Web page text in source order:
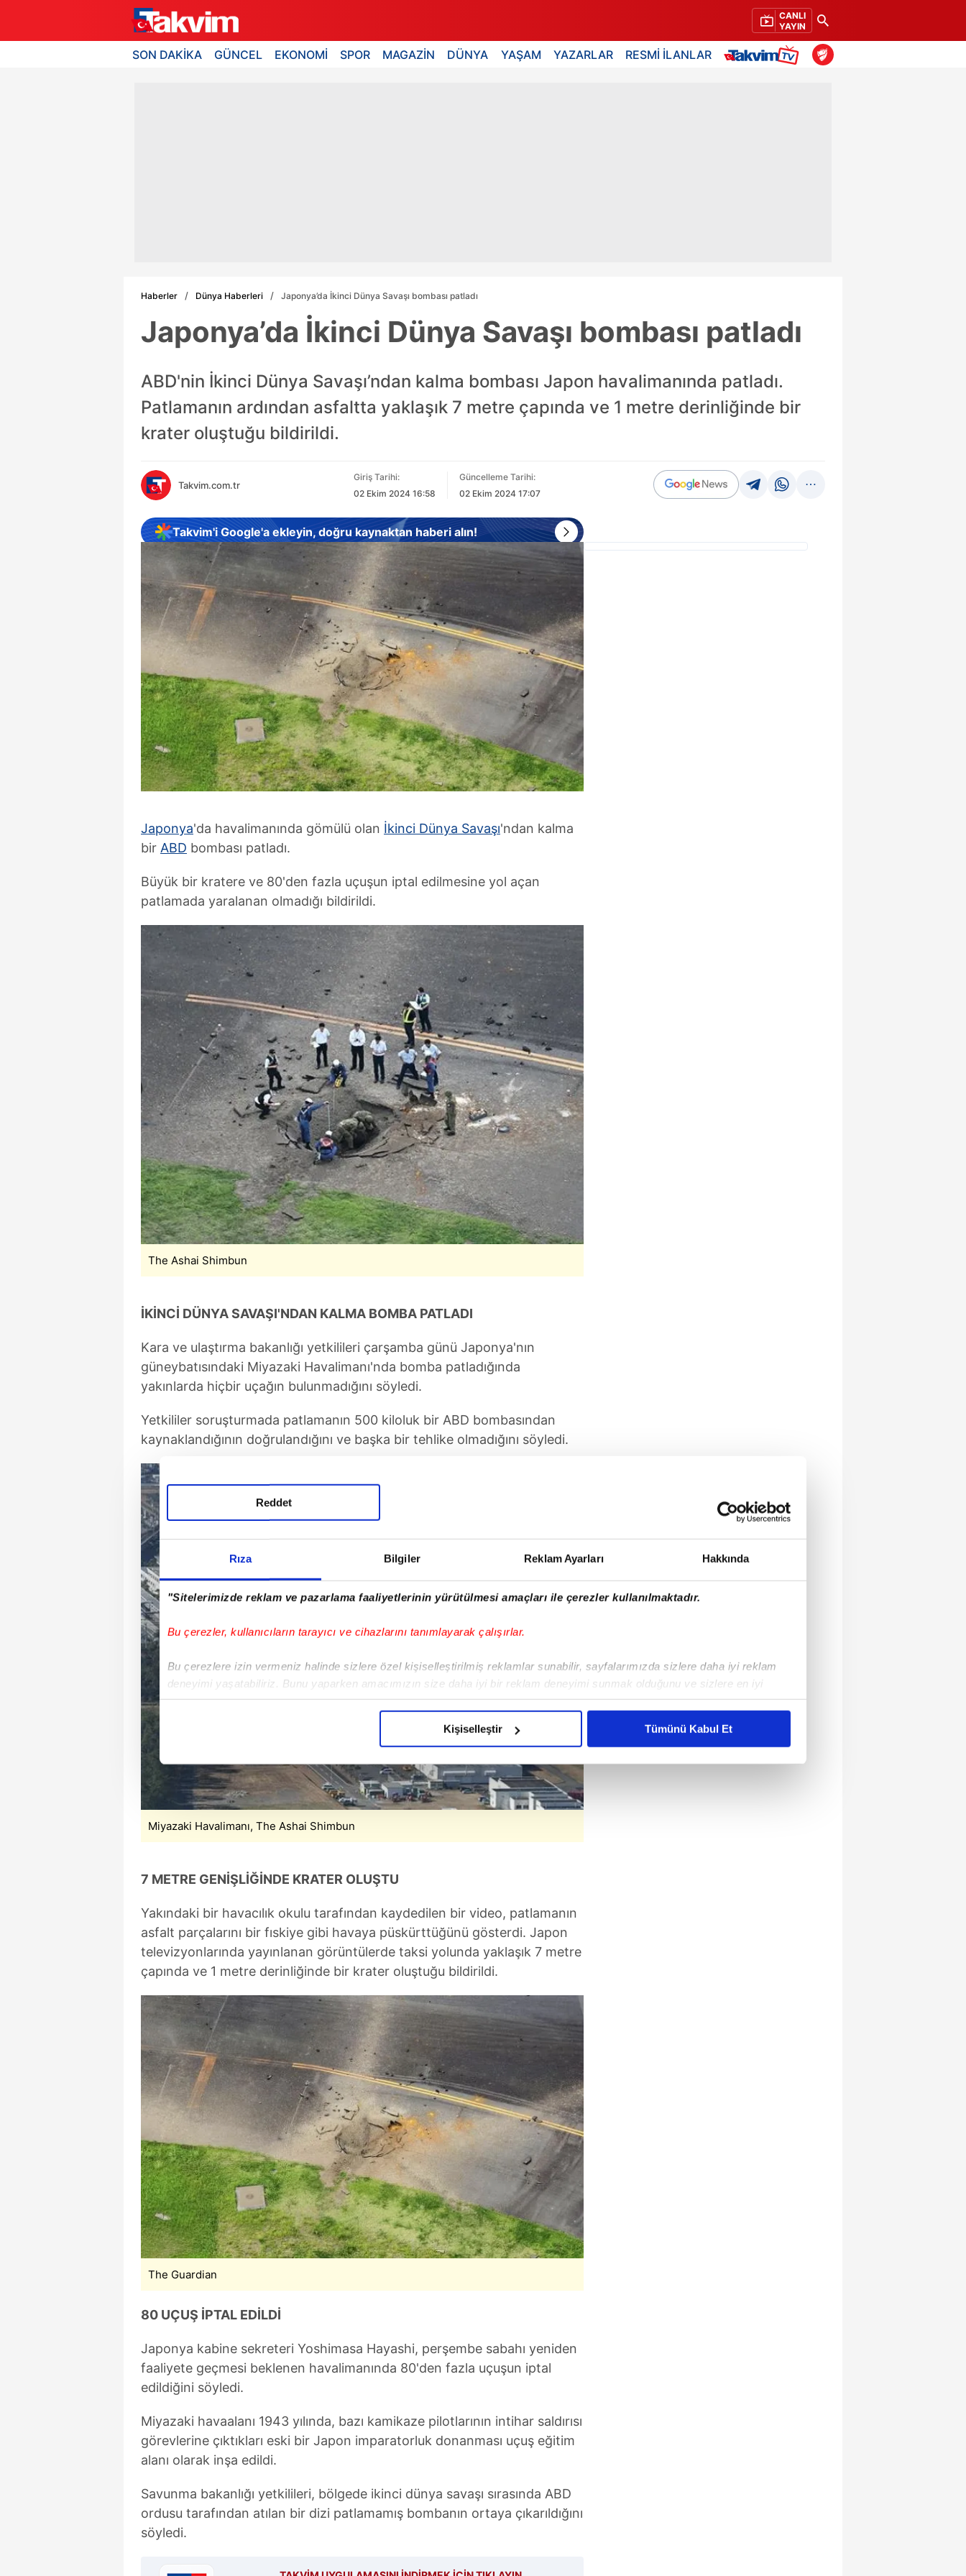
Rıza Bilgiler Reklam Ayarları Hakkında
"Sitelerimizde reklam ve pazarlama faaliyetlerinin yürütülmesi amaçları ile çerezler kullanılmaktadır.
Bu çerezler, kullanıcıların tarayıcı ve cihazlarını tanımlayarak çalışırlar.
Bu çerezlere izin vermeniz halinde sizlere özel kişiselleştirilmiş reklamlar sunabilir, sayfalarımızda sizlere daha iyi reklam
deneyimi yaşatabiliriz. Bunu yaparken amacımızın size daha iyi bir reklam deneyimi sunmak olduğunu ve sizlere en iyi
içerikleri sunabilmek adına elimizden gelen çabayı gösterdiğimizi ve bu noktada, reklamların maliyetlerimizi karşılamak
Sizlere daha iyi bir hizmet sunabilmek için İnternet Sitemizde kendimize ve üçüncü kişilere ait çerezler kullanılmaktadır. Bu
çerezler vasıtasıyla çeşitli kişisel verileriniz işlenmekte olup gerekli olan çerezler bilgi toplumu hizmetlerinin sunulması
amacıyla kullanılmaktadır. Diğer çerezler, sitemizin daha işlevsel kılınması ve kişiselleştirilmesi ve sizlere yönelik
Çerezlere ilişkin tercihlerinizi aşağıda yer alan panel vasıtasıyla belirleyebilirsiniz. Çerezlere ilişkin detaylı bilgi için Ayarlar
butonuna tıklayabilir,
Çerez Bilgilendirme Metnimizi
6698 sayılı Kişisel Verilerin Korunması Kanunu uyarınca hazırlanmış Aydınlatma Metnimizi okumak ve sitemizde ilgili
mevzuata uygun olarak kullanılan çerezlerle ilgili bilgi almak için lütfen
tıklayınız
Reddet
Kişiselleştir Tümünü Kabul Et
CANLI
YAYIN
SON DAKİKA GÜNCEL EKONOMİ SPOR MAGAZİN DÜNYA YAŞAM YAZARLAR RESMİ İLANLAR
Haberler Dünya Haberleri Japonya’da İkinci Dünya Savaşı bombası patladı
Japonya’da İkinci Dünya Savaşı bombası patladı
ABD'nin İkinci Dünya Savaşı’ndan kalma bombası Japon havalimanında patladı.
Patlamanın ardından asfaltta yaklaşık 7 metre çapında ve 1 metre derinliğinde bir
krater oluştuğu bildirildi.
Takvim.com.tr
Giriş Tarihi:
02 Ekim 2024 16:58
Güncelleme Tarihi:
02 Ekim 2024 17:07
Takvim'i Google'a ekleyin, doğru kaynaktan haberi alın!
Japonya'da havalimanında gömülü olan İkinci Dünya Savaşı'ndan kalma
bir ABD bombası patladı.
Büyük bir kratere ve 80'den fazla uçuşun iptal edilmesine yol açan
patlamada yaralanan olmadığı bildirildi.
The Ashai Shimbun
İKİNCİ DÜNYA SAVAŞI'NDAN KALMA BOMBA PATLADI
Kara ve ulaştırma bakanlığı yetkilileri çarşamba günü Japonya'nın
güneybatısındaki Miyazaki Havalimanı'nda bomba patladığında
yakınlarda hiçbir uçağın bulunmadığını söyledi.
Yetkililer soruşturmada patlamanın 500 kiloluk bir ABD bombasından
kaynaklandığının doğrulandığını ve başka bir tehlike olmadığını söyledi.
Miyazaki Havalimanı, The Ashai Shimbun
7 METRE GENİŞLİĞİNDE KRATER OLUŞTU
Yakındaki bir havacılık okulu tarafından kaydedilen bir video, patlamanın
asfalt parçalarını bir fıskiye gibi havaya püskürttüğünü gösterdi. Japon
televizyonlarında yayınlanan görüntülerde taksi yolunda yaklaşık 7 metre
çapında ve 1 metre derinliğinde bir krater oluştuğu bildirildi.
The Guardian
80 UÇUŞ İPTAL EDİLDİ
Japonya kabine sekreteri Yoshimasa Hayashi, perşembe sabahı yeniden
faaliyete geçmesi beklenen havalimanında 80'den fazla uçuşun iptal
edildiğini söyledi.
Miyazaki havaalanı 1943 yılında, bazı kamikaze pilotlarının intihar saldırısı
görevlerine çıktıkları eski bir Japon imparatorluk donanması uçuş eğitim
alanı olarak inşa edildi.
Savunma bakanlığı yetkilileri, bölgede ikinci dünya savaşı sırasında ABD
ordusu tarafından atılan bir dizi patlamamış bombanın ortaya çıkarıldığını
söyledi.